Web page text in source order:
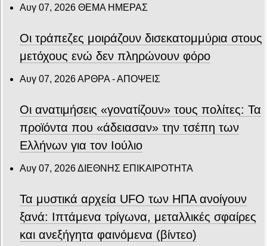
Αυγ 07, 2026 ΘΕΜΑ ΗΜΕΡΑΣ
Οι τράπεζες μοιράζουν δισεκατομμύρια στους
μετόχους ενώ δεν πληρώνουν φόρο
Αυγ 07, 2026ΑΡΘΡΑ - ΑΠΟΨΕΙΣ
Οι ανατιμήσεις «γονατίζουν» τους πολίτες: Τα
προϊόντα που «άδειασαν» την τσέπη των
Ελλήνων για τον Ιούλιο
Αυγ 07, 2026ΔΙΕΘΝΗΣ ΕΠΙΚΑΙΡΟΤΗΤΑ
Τα μυστικά αρχεία UFO των ΗΠΑ ανοίγουν
ξανά: Ιπτάμενα τρίγωνα, μεταλλικές σφαίρες
και ανεξήγητα φαινόμενα (βίντεο)